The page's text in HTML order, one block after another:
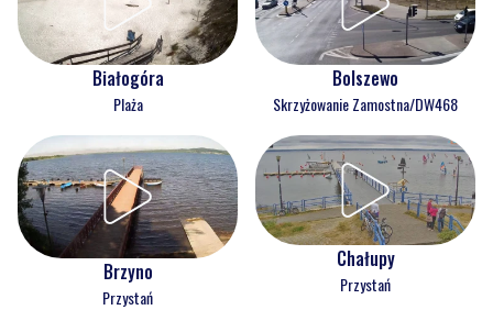
Białogóra
Plaża
Bolszewo
Skrzyżowanie Zamostna/DW468
Brzyno
Przystań
Chałupy
Przystań